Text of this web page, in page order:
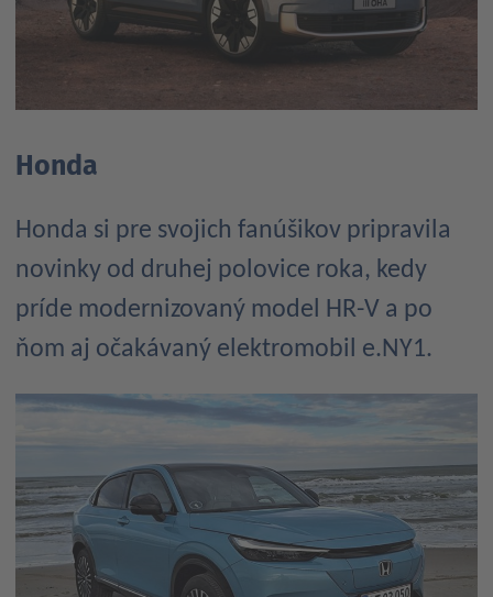
Honda
Honda si pre svojich fanúšikov pripravila
novinky od druhej polovice roka, kedy
príde modernizovaný model HR-V a po
ňom aj očakávaný elektromobil e.NY1.